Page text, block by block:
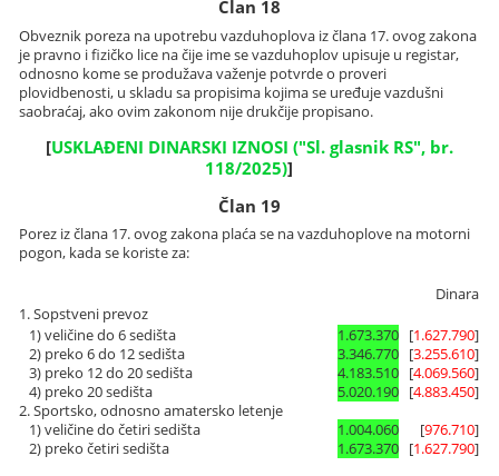
Član 18
Obveznik poreza na upotrebu vazduhoplova iz člana 17. ovog zakona
je pravno i fizičko lice na čije ime se vazduhoplov upisuje u registar,
odnosno kome se produžava važenje potvrde o proveri
plovidbenosti, u skladu sa propisima kojima se uređuje vazdušni
saobraćaj, ako ovim zakonom nije drukčije propisano.
[USKLAĐENI DINARSKI IZNOSI ("Sl. glasnik RS", br.
118/2025)]
Član 19
Porez iz člana 17. ovog zakona plaća se na vazduhoplove na motorni
pogon, kada se koriste za:
Dinara
1. Sopstveni prevoz
1) veličine do 6 sedišta
1.673.370 [1.627.790]
2) preko 6 do 12 sedišta
3.346.770 [3.255.610]
3) preko 12 do 20 sedišta
4.183.510 [4.069.560]
4) preko 20 sedišta
5.020.190 [4.883.450]
2. Sportsko, odnosno amatersko letenje
1) veličine do četiri sedišta
1.004.060 [976.710]
2) preko četiri sedišta
1.673.370 [1.627.790]